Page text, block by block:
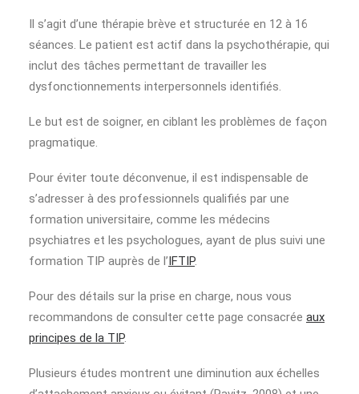
Il s’agit d’une thérapie brève et structurée en 12 à 16
séances. Le patient est actif dans la psychothérapie, qui
inclut des tâches permettant de travailler les
dysfonctionnements interpersonnels identifiés.
Le but est de soigner, en ciblant les problèmes de façon
pragmatique.
Pour éviter toute déconvenue, il est indispensable de
s’adresser à des professionnels qualifiés par une
formation universitaire, comme les médecins
psychiatres et les psychologues, ayant de plus suivi une
formation TIP auprès de l’IFTIP.
Pour des détails sur la prise en charge, nous vous
recommandons de consulter cette page consacrée aux
principes de la TIP.
Plusieurs études montrent une diminution aux échelles